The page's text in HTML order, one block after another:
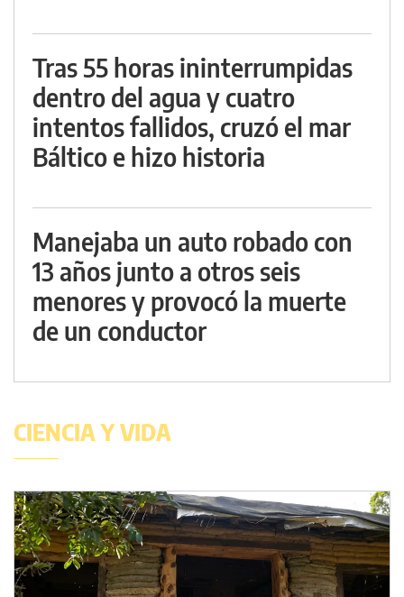
Tras 55 horas ininterrumpidas
dentro del agua y cuatro
intentos fallidos, cruzó el mar
Báltico e hizo historia
Manejaba un auto robado con
13 años junto a otros seis
menores y provocó la muerte
de un conductor
CIENCIA Y VIDA